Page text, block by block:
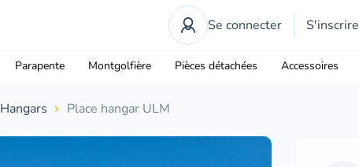
Se connecter S'inscrire
Parapente Montgolfière Pièces détachées Accessoires
Hangars Place hangar ULM